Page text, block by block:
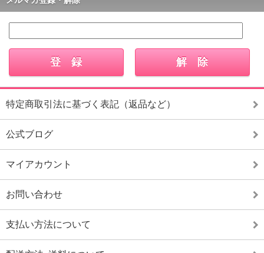
特定商取引法に基づく表記（返品など）
公式ブログ
マイアカウント
お問い合わせ
支払い方法について